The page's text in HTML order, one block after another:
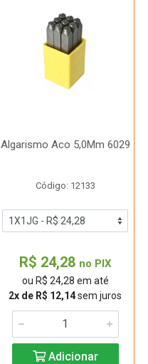
Algarismo Aco 5,0Mm 6029
Código: 12133
R$ 24,28 no PIX
ou R$ 24,28 em até
2x de R$ 12,14sem juros
Adicionar